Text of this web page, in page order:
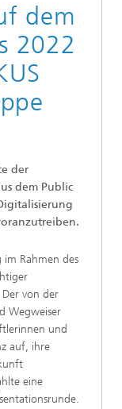
dem
2022
der
dem Public
Rahmen des
von der
Wegweiser
und
auf, ihre
eine